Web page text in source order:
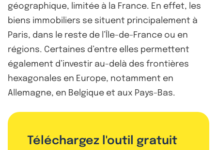
géographique, limitée à la France. En effet, les
biens immobiliers se situent principalement à
Paris, dans le reste de l’Île-de-France ou en
régions. Certaines d’entre elles permettent
également d’investir au-delà des frontières
hexagonales en Europe, notamment en
Allemagne, en Belgique et aux Pays-Bas.
Téléchargez l'outil gratuit